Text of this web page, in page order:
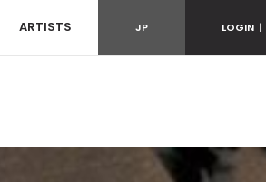
ARTISTS JP LOGIN |